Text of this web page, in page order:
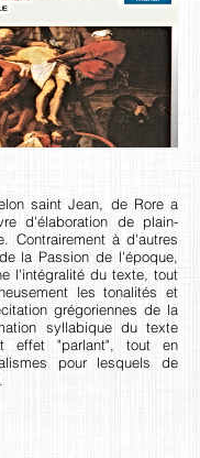
saint Jean, de Rore a
d'élaboration de plain-
Contrairement à d'autres
la Passion de l'époque,
l'intégralité du texte, tout
les tonalités et
grégoriennes de la
syllabique du texte
effet "parlant", tout en
pour lesquels de